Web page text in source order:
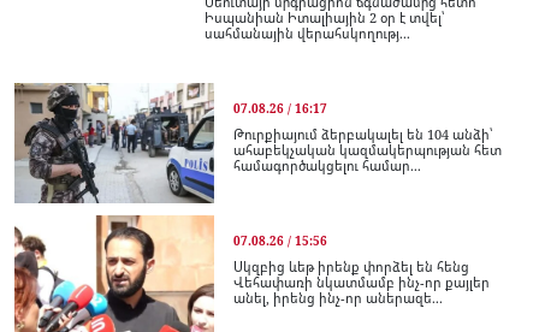
Իսպանիան Իտալիային 2 օր է տվել՝
սահմանային վերահսկողությ...
07.08.26 / 16:17
Թուրքիայում ձերբակալել են 104 անձի՝
ահաբեկչական կազմակերպության հետ
համագործակցելու համար...
07.08.26 / 15:56
Սկզբից ևեթ իրենք փորձել են հենց
Վեհափառի նկատմամբ ինչ-որ քայլեր
անել, իրենց ինչ-որ աներազե...